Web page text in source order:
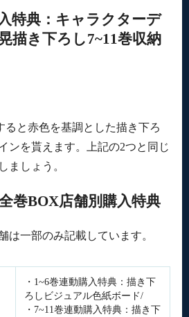
特典：キャラクターデ
描き下ろし7~11巻収納
ると赤色を基調とした描き下ろ
ンを貰えます。上記の2つと同じ
ましょう。
巻BOX店舗別購入特典
は一部のみ記載しています。
・1~6巻連動購入特典：描き下
ろしビジュアル色紙ボード/
・7~11巻連動購入特典：描き下